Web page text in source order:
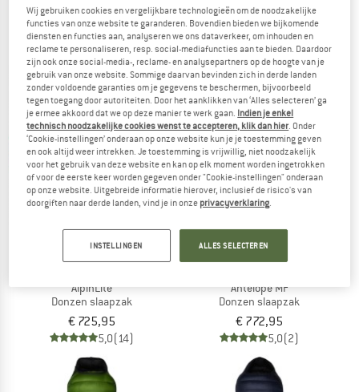
Donzen slaapzak
vanaf € 658,95
4,5(2)
Donzen slaapzak
vanaf € 625,95
5,0(6)
AlpinLite
Donzen slaapzak
€ 725,95
5,0(14)
Antelope MF
Donzen slaapzak
€ 772,95
5,0(2)
Wij gebruiken cookies en vergelijkbare technologieën om de noodzakelijke
functies van onze website te garanderen. Bovendien bieden we bijkomende
diensten en functies aan, analyseren we ons dataverkeer, om inhouden en
reclame te personaliseren, resp. social-mediafuncties aan te bieden. Daardoor
zijn ook onze social-media-, reclame- en analysepartners op de hoogte van je
gebruik van onze website. Sommige daarvan bevinden zich in derde landen
zonder voldoende garanties om je gegevens te beschermen, bijvoorbeeld
tegen toegang door autoriteiten. Door het aanklikken van ‘Alles selecteren’ ga
je ermee akkoord dat we op deze manier te werk gaan. Indien je enkel
technisch noodzakelijke cookies wenst te accepteren, klik dan hier. Onder
‘Cookie-instellingen’ onderaan op onze website kun je je toestemming geven
en ook altijd weer intrekken. Je toestemming is vrijwillig, niet noodzakelijk
voor het gebruik van deze website en kan op elk moment worden ingetrokken
of voor de eerste keer worden gegeven onder "Cookie-instellingen" onderaan
op onze website. Uitgebreide informatie hierover, inclusief de risico's van
doorgiften naar derde landen, vind je in onze privacyverklaring.
INSTELLINGEN ALLES SELECTEREN